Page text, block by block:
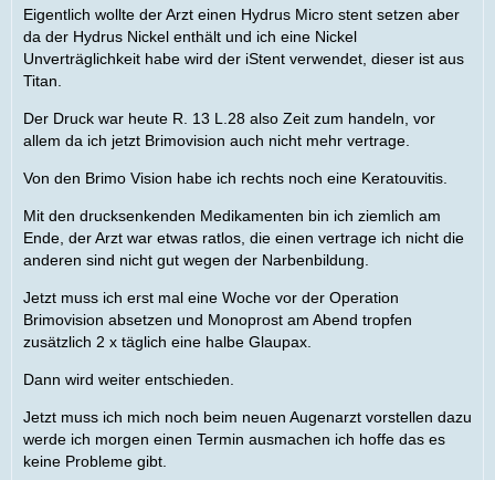
Eigentlich wollte der Arzt einen Hydrus Micro stent setzen aber
da der Hydrus Nickel enthält und ich eine Nickel
Unverträglichkeit habe wird der iStent verwendet, dieser ist aus
Titan.
Der Druck war heute R. 13 L.28 also Zeit zum handeln, vor
allem da ich jetzt Brimovision auch nicht mehr vertrage.
Von den Brimo Vision habe ich rechts noch eine Keratouvitis.
Mit den drucksenkenden Medikamenten bin ich ziemlich am
Ende, der Arzt war etwas ratlos, die einen vertrage ich nicht die
anderen sind nicht gut wegen der Narbenbildung.
Jetzt muss ich erst mal eine Woche vor der Operation
Brimovision absetzen und Monoprost am Abend tropfen
zusätzlich 2 x täglich eine halbe Glaupax.
Dann wird weiter entschieden.
Jetzt muss ich mich noch beim neuen Augenarzt vorstellen dazu
werde ich morgen einen Termin ausmachen ich hoffe das es
keine Probleme gibt.